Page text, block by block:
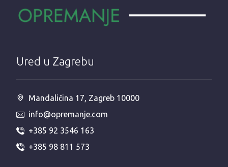
Ured u Zagrebu
Mandaličina 17, Zagreb 10000
info@opremanje.com
+385 92 3546 163
+385 98 811 573